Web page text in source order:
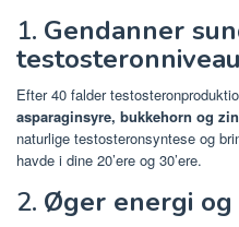
1. Gendanner
Efter 40 falder
asparaginsyre, bukkehorn og
naturlige testosteronsyntese og
havde i dine 20’ere og 30’ere.
2. Øger energi og